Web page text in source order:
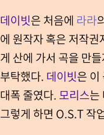
데이빗은 처음에 라라
에 원작자 혹은 저작
게 산에 가서 곡을 만
부탁했다. 데이빗은 이
대폭 줄였다. 모리스는
그렇게 하면 O.S.T 작